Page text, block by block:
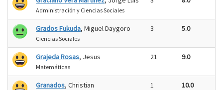
Administración y Ciencias Sociales
Grados Fukuda, Miguel Daygoro
Ciencias Sociales
3 5.0
Grajeda Rosas, Jesus
Matemáticas
21 9.0
Granados, Christian 1 10.0